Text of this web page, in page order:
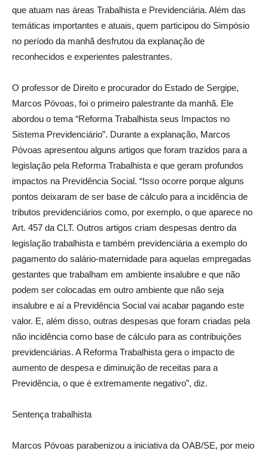
que atuam nas áreas Trabalhista e Previdenciária. Além das
temáticas importantes e atuais, quem participou do Simpósio
no período da manhã desfrutou da explanação de
reconhecidos e experientes palestrantes.
O professor de Direito e procurador do Estado de Sergipe,
Marcos Póvoas, foi o primeiro palestrante da manhã. Ele
abordou o tema “Reforma Trabalhista seus Impactos no
Sistema Previdenciário”. Durante a explanação, Marcos
Póvoas apresentou alguns artigos que foram trazidos para a
legislação pela Reforma Trabalhista e que geram profundos
impactos na Previdência Social. “Isso ocorre porque alguns
pontos deixaram de ser base de cálculo para a incidência de
tributos previdenciários como, por exemplo, o que aparece no
Art. 457 da CLT. Outros artigos criam despesas dentro da
legislação trabalhista e também previdenciária a exemplo do
pagamento do salário-maternidade para aquelas empregadas
gestantes que trabalham em ambiente insalubre e que não
podem ser colocadas em outro ambiente que não seja
insalubre e aí a Previdência Social vai acabar pagando este
valor. E, além disso, outras despesas que foram criadas pela
não incidência como base de cálculo para as contribuições
previdenciárias. A Reforma Trabalhista gera o impacto de
aumento de despesa e diminuição de receitas para a
Previdência, o que é extremamente negativo”, diz.
Sentença trabalhista
Marcos Póvoas parabenizou a iniciativa da OAB/SE, por meio